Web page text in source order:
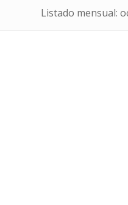
Listado mensual: